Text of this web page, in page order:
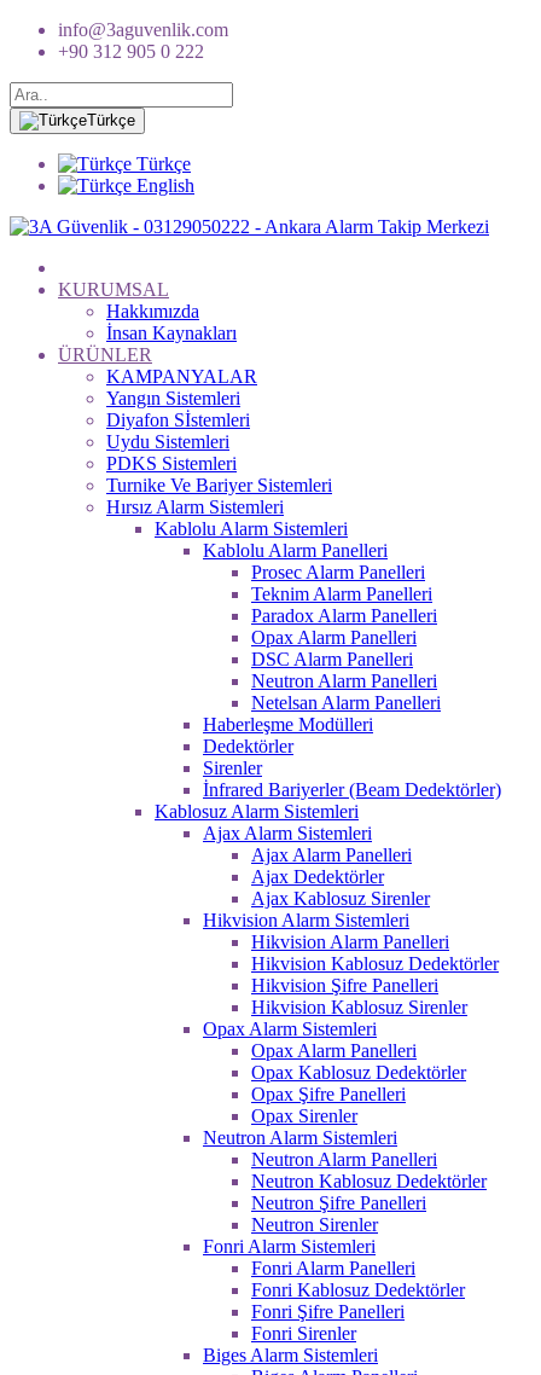
info@3aguvenlik.com
+90 312 905 0 222
Türkçe
Türkçe
English
KURUMSAL
Hakkımızda
İnsan Kaynakları
ÜRÜNLER
KAMPANYALAR
Yangın Sistemleri
Diyafon Sİstemleri
Uydu Sistemleri
PDKS Sistemleri
Turnike Ve Bariyer Sistemleri
Hırsız Alarm Sistemleri
Kablolu Alarm Sistemleri
Kablolu Alarm Panelleri
Prosec Alarm Panelleri
Teknim Alarm Panelleri
Paradox Alarm Panelleri
Opax Alarm Panelleri
DSC Alarm Panelleri
Neutron Alarm Panelleri
Netelsan Alarm Panelleri
Haberleşme Modülleri
Dedektörler
Sirenler
İnfrared Bariyerler (Beam Dedektörler)
Kablosuz Alarm Sistemleri
Ajax Alarm Sistemleri
Ajax Alarm Panelleri
Ajax Dedektörler
Ajax Kablosuz Sirenler
Hikvision Alarm Sistemleri
Hikvision Alarm Panelleri
Hikvision Kablosuz Dedektörler
Hikvision Şifre Panelleri
Hikvision Kablosuz Sirenler
Opax Alarm Sistemleri
Opax Alarm Panelleri
Opax Kablosuz Dedektörler
Opax Şifre Panelleri
Opax Sirenler
Neutron Alarm Sistemleri
Neutron Alarm Panelleri
Neutron Kablosuz Dedektörler
Neutron Şifre Panelleri
Neutron Sirenler
Fonri Alarm Sistemleri
Fonri Alarm Panelleri
Fonri Kablosuz Dedektörler
Fonri Şifre Panelleri
Fonri Sirenler
Biges Alarm Sistemleri